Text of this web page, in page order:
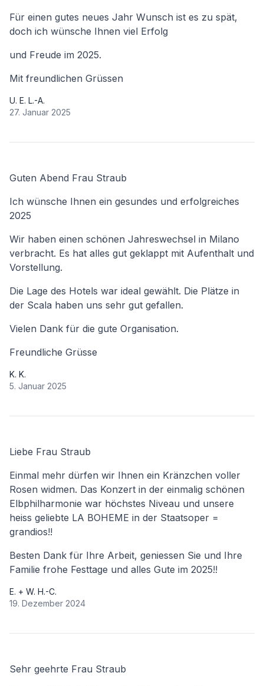
Für einen gutes neues Jahr Wunsch ist es zu spät,
doch ich wünsche Ihnen viel Erfolg
und Freude im 2025.
Mit freundlichen Grüssen
U. E. L.-A.
27. Januar 2025
Guten Abend Frau Straub
Ich wünsche Ihnen ein gesundes und erfolgreiches
2025
Wir haben einen schönen Jahreswechsel in Milano
verbracht. Es hat alles gut geklappt mit Aufenthalt und
Vorstellung.
Die Lage des Hotels war ideal gewählt. Die Plätze in
der Scala haben uns sehr gut gefallen.
Vielen Dank für die gute Organisation.
Freundliche Grüsse
K. K.
5. Januar 2025
Liebe Frau Straub
Einmal mehr dürfen wir Ihnen ein Kränzchen voller
Rosen widmen. Das Konzert in der einmalig schönen
Elbphilharmonie war höchstes Niveau und unsere
heiss geliebte LA BOHEME in der Staatsoper =
grandios!!
Besten Dank für Ihre Arbeit, geniessen Sie und Ihre
Familie frohe Festtage und alles Gute im 2025!!
E. + W. H.-C.
19. Dezember 2024
Sehr geehrte Frau Straub